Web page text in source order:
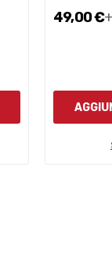
49,00 €